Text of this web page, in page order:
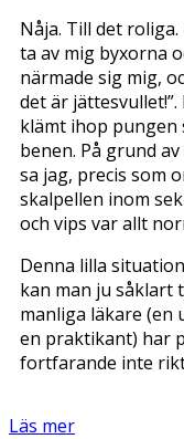
Nåja. Till det
ta av mig byxorna
närmade sig mig,
det är
klämt ihop pungen
benen. På grund
sa jag, precis som
skalpellen inom
och vips var allt
Denna lilla
kan man ju såklart
manliga läkare (en
en praktikant) har
fortfarande inte
Läs mer